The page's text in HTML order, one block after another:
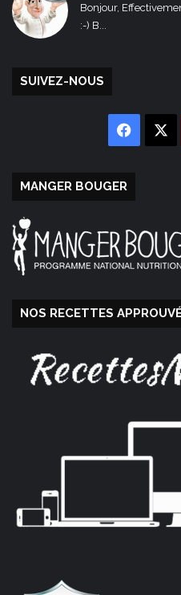
Bonjour,
:-) B...
SUIVEZ-NOUS
MANGER BOUGER
NOS RECETTES